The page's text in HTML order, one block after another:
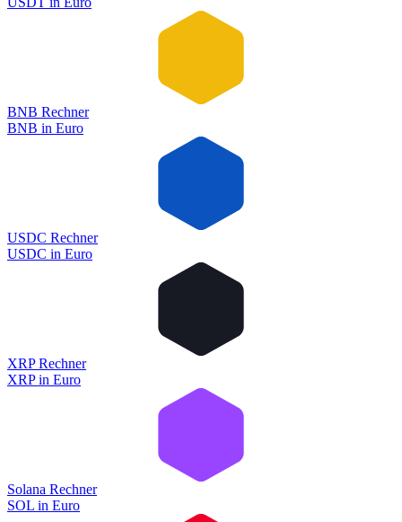
BNB Rechner
BNB in Euro
USDC Rechner
USDC in Euro
XRP Rechner
XRP in Euro
Solana Rechner
SOL in Euro